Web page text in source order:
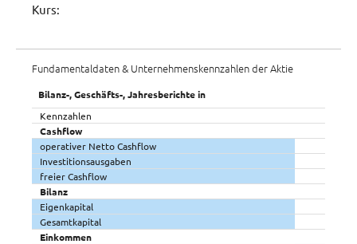
Kurs:
Fundamentaldaten & Unternehmenskennzahlen der Aktie
Bilanz-, Geschäfts-, Jahresberichte in
Kennzahlen
Cashflow
operativer Netto Cashflow
Investitionsausgaben
freier Cashflow
Bilanz
Eigenkapital
Gesamtkapital
Einkommen